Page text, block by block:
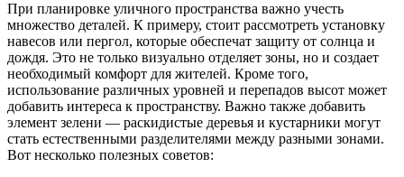
При планировке уличного пространства важно учесть
множество деталей. К примеру, стоит рассмотреть установку
навесов или пергол, которые обеспечат защиту от солнца и
дождя. Это не только визуально отделяет зоны, но и создает
необходимый комфорт для жителей. Кроме того,
использование различных уровней и перепадов высот может
добавить интереса к пространству. Важно также добавить
элемент зелени — раскидистые деревья и кустарники могут
стать естественными разделителями между разными зонами.
Вот несколько полезных советов: